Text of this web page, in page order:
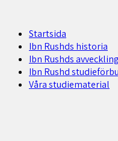
Startsida
Ibn Rushds historia
Ibn Rushds avveckling
Ibn Rushd
Våra studiematerial